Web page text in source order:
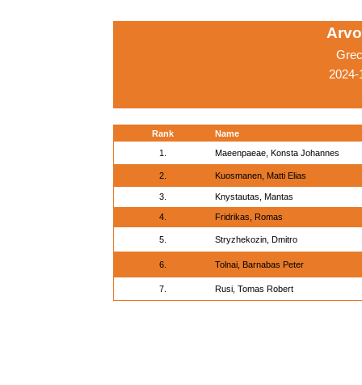
Rank
Name
1.
Maeenpaeae, Konsta Johannes
2. Kuosmanen, Matti Elias
3. Knystautas, Mantas
4. Fridrikas, Romas
5. Stryzhekozin, Dmitro
6. Tolnai, Barnabas Peter
7. Rusi, Tomas Robert